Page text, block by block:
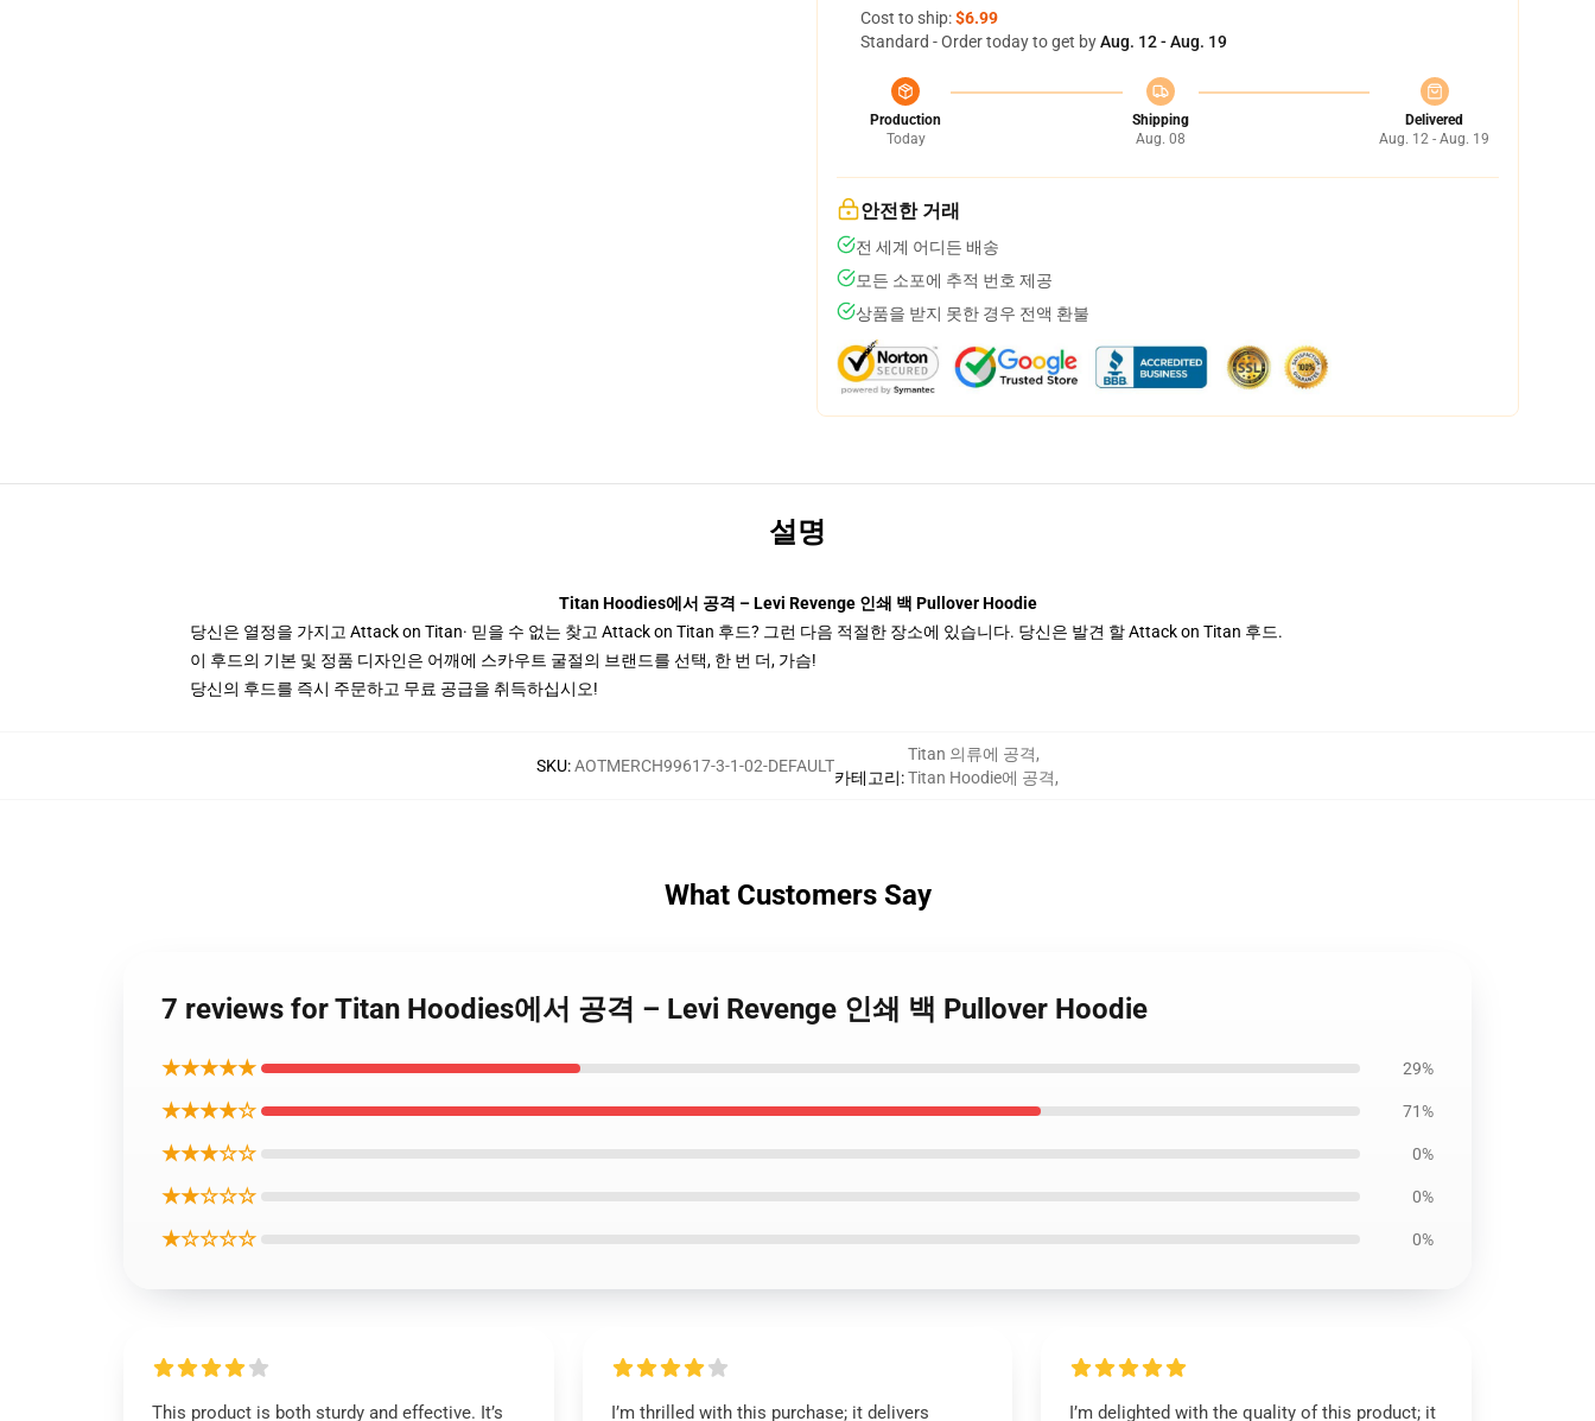
Cost to ship:$6.99
Standard - Order today to get byAug. 12 - Aug. 19
Production
Today
Shipping
Aug. 08
Delivered
Aug. 12 - Aug. 19
안전한 거래
전 세계 어디든 배송
모든 소포에 추적 번호 제공
상품을 받지 못한 경우 전액 환불
설명
Titan Hoodies에서 공격 – Levi Revenge 인쇄 백 Pullover Hoodie
당신은 열정을 가지고 Attack on Titan· 믿을 수 없는 찾고 Attack on Titan 후드? 그런 다음 적절한 장소에 있습니다. 당신은 발견 할 Attack on Titan 후드.
이 후드의 기본 및 정품 디자인은 어깨에 스카우트 굴절의 브랜드를 선택, 한 번 더, 가슴!
당신의 후드를 즉시 주문하고 무료 공급을 취득하십시오!
SKU:AOTMERCH99617-3-1-02-DEFAULT
카테고리:
Titan 의류에 공격,
Titan Hoodie에 공격,
What Customers Say
7 reviews for Titan Hoodies에서 공격 – Levi Revenge 인쇄 백 Pullover Hoodie
★★★★★ 29%
★★★★☆ 71%
★★★☆☆ 0%
★★☆☆☆ 0%
★☆☆☆☆ 0%
This product is both sturdy and effective. It’s
I’m thrilled with this purchase; it delivers
I’m delighted with the quality of this product; it